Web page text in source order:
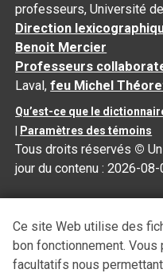
professeurs, Université
Direction
Benoit Mercier
Professeurs
Laval,feu Michel
Qu’est-ce que le
Paramètres des témoins
Tous droits réservés ©
jour du contenu :2026-08-
Ce site Web utilise des
bon fonctionnement.
facultatifs nous